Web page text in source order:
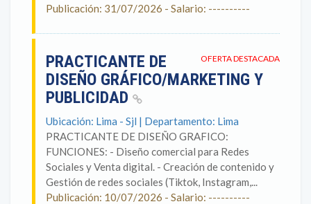
Publicación: 31/07/2026 - Salario: ----------
OFERTA DESTACADA
PRACTICANTE DE
DISEÑO GRÁFICO/MARKETING Y
PUBLICIDAD
Ubicación: Lima - Sjl | Departamento: Lima
PRACTICANTE DE DISEÑO GRAFICO:
FUNCIONES: - Diseño comercial para Redes
Sociales y Venta digital. - Creación de contenido y
Gestión de redes sociales (Tiktok, Instagram,...
Publicación: 10/07/2026 - Salario: ----------